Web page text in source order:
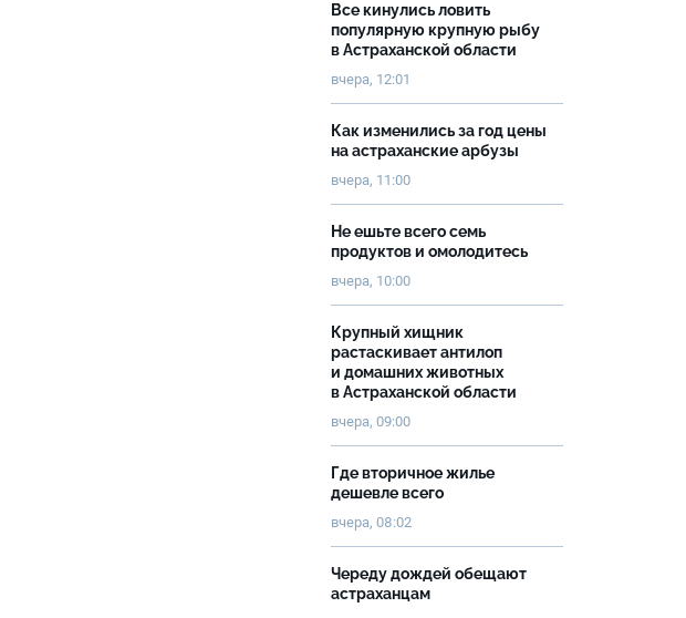
Все кинулись ловить
популярную крупную рыбу
в Астраханской области
вчера, 12:01
Как изменились за год цены
на астраханские арбузы
вчера, 11:00
Не ешьте всего семь
продуктов и омолодитесь
вчера, 10:00
Крупный хищник
растаскивает антилоп
и домашних животных
в Астраханской области
вчера, 09:00
Где вторичное жилье
дешевле всего
вчера, 08:02
Череду дождей обещают
астраханцам